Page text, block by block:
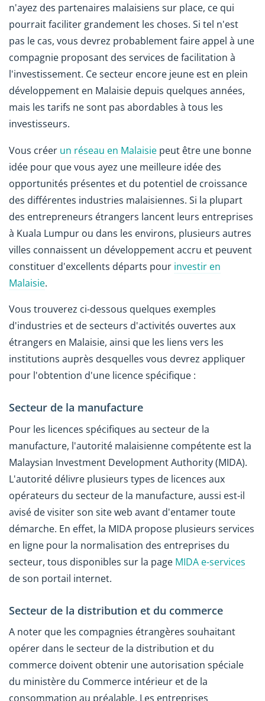
n'ayez des partenaires malaisiens sur place, ce qui
pourrait faciliter grandement les choses. Si tel n'est
pas le cas, vous devrez probablement faire appel à une
compagnie proposant des services de facilitation à
l'investissement. Ce secteur encore jeune est en plein
développement en Malaisie depuis quelques années,
mais les tarifs ne sont pas abordables à tous les
investisseurs.
Vous créer un réseau en Malaisie peut être une bonne
idée pour que vous ayez une meilleure idée des
opportunités présentes et du potentiel de croissance
des différentes industries malaisiennes. Si la plupart
des entrepreneurs étrangers lancent leurs entreprises
à Kuala Lumpur ou dans les environs, plusieurs autres
villes connaissent un développement accru et peuvent
constituer d'excellents départs pour investir en
Malaisie.
Vous trouverez ci-dessous quelques exemples
d'industries et de secteurs d'activités ouvertes aux
étrangers en Malaisie, ainsi que les liens vers les
institutions auprès desquelles vous devrez appliquer
pour l'obtention d'une licence spécifique :
Secteur de la manufacture
Pour les licences spécifiques au secteur de la
manufacture, l'autorité malaisienne compétente est la
Malaysian Investment Development Authority (MIDA).
L'autorité délivre plusieurs types de licences aux
opérateurs du secteur de la manufacture, aussi est-il
avisé de visiter son site web avant d'entamer toute
démarche. En effet, la MIDA propose plusieurs services
en ligne pour la normalisation des entreprises du
secteur, tous disponibles sur la page MIDA e-services
de son portail internet.
Secteur de la distribution et du commerce
A noter que les compagnies étrangères souhaitant
opérer dans le secteur de la distribution et du
commerce doivent obtenir une autorisation spéciale
du ministère du Commerce intérieur et de la
consommation au préalable. Les entreprises